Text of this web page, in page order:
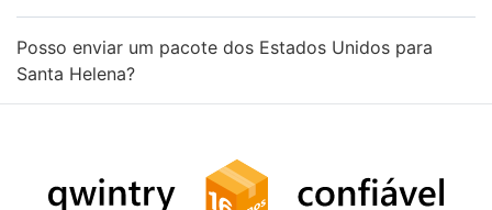
Posso enviar um pacote dos Estados Unidos para
Santa Helena?